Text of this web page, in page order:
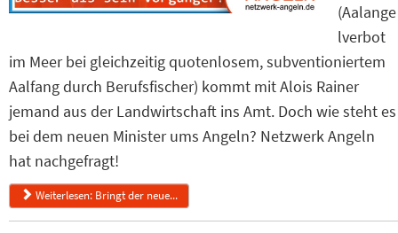
(Aalange
lverbot
im Meer bei gleichzeitig quotenlosem, subventioniertem
Aalfang durch Berufsfischer) kommt mit Alois Rainer
jemand aus der Landwirtschaft ins Amt. Doch wie steht es
bei dem neuen Minister ums Angeln? Netzwerk Angeln
hat nachgefragt!
Weiterlesen: Bringt der neue...